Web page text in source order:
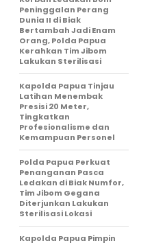
Peninggalan Perang
Dunia II di Biak
Bertambah Jadi Enam
Orang, Polda Papua
Kerahkan Tim Jibom
Lakukan Sterilisasi
Kapolda Papua Tinjau
Latihan Menembak
Presisi 20 Meter,
Tingkatkan
Profesionalisme dan
Kemampuan Personel
Polda Papua Perkuat
Penanganan Pasca
Ledakan di Biak Numfor,
Tim Jibom Gegana
Diterjunkan Lakukan
Sterilisasi Lokasi
Kapolda Papua Pimpin